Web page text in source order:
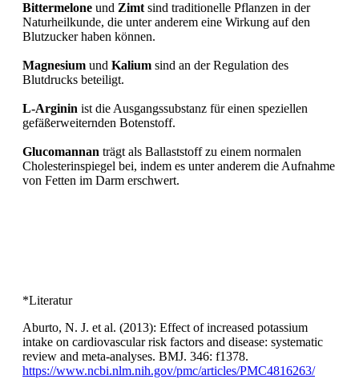
Bittermelone und Zimt sind traditionelle Pflanzen in der
Naturheilkunde, die unter anderem eine Wirkung auf den
Blutzucker haben können.
Magnesium und Kalium sind an der Regulation des
Blutdrucks beteiligt.
L-Arginin ist die Ausgangssubstanz für einen speziellen
gefäßerweiternden Botenstoff.
Glucomannan trägt als Ballaststoff zu einem normalen
Cholesterinspiegel bei, indem es unter anderem die Aufnahme
von Fetten im Darm erschwert.
*Literatur
Aburto, N. J. et al. (2013): Effect of increased potassium
intake on cardiovascular risk factors and disease: systematic
review and meta-analyses. BMJ. 346: f1378.
https://www.ncbi.nlm.nih.gov/pmc/articles/PMC4816263/